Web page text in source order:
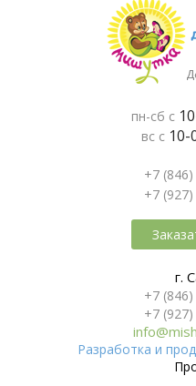
пн-сб с
вс с 10-
+7 (846)
+7 (927)
г.
+7 (846)
+7 (927)
Разработка и